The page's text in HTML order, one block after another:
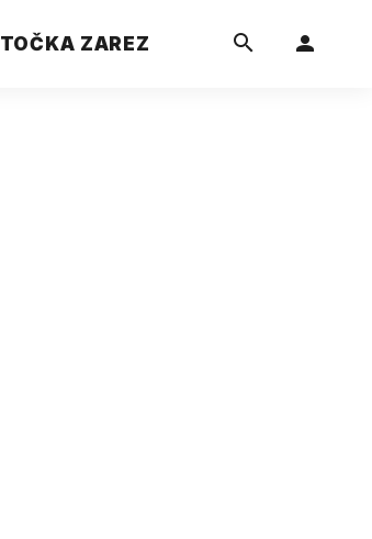
TOČKA ZAREZ